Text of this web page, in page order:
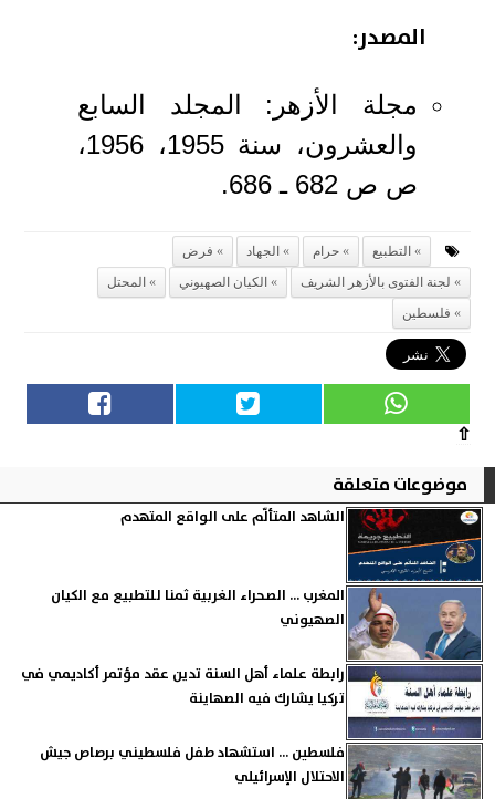
المصدر:
مجلة الأزهر: المجلد السابع
والعشرون، سنة 1955، 1956،
ص ص 682 ـ 686.
التطبيع حرام الجهاد
فرض
لجنة الفتوى بالأزهر الشريف
الكيان الصهيوني
المحتل
فلسطين
⇧
موضوعات متعلقة
الشاهد المتألّم على الواقع المتهدم
المغرب ... الصحراء الغربية ثمنا للتطبيع مع الكيان
الصهيوني
رابطة علماء أهل السنة تدين عقد مؤتمر أكاديمي في
تركيا يشارك فيه الصهاينة
فلسطين ... استشهاد طفل فلسطيني برصاص جيش
الاحتلال الإسرائيلي